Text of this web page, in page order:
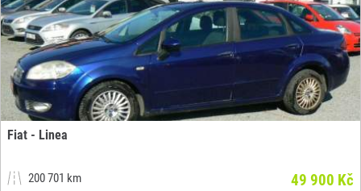
Fiat - Linea
200 701 km
49 900 Kč